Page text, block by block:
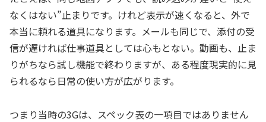
なくはない”止まりです。けれど表示が速くなると、外で
本当に頼れる道具になります。メールも同じで、添付の受
信が遅ければ仕事道具としては心もとない。動画も、止ま
りがちなら試し機能で終わりますが、ある程度現実的に見
られるなら日常の使い方が広がります。
つまり当時の3Gは、スペック表の一項目ではありません